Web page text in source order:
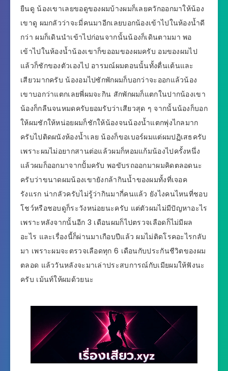
ยืนดู น้องเขาเลยขอดูของผมบ้างผมก็เลยควักออกมาให้น้อง
เขาดู ผมกลัวว่าจะมี่คนมาอีกเลยบอกน้องเข้าไปในห้องน้ำดี
กว่า ผมก็เดินนำเข้าไปก่อนจากนั้นน้องก็เดินตามมา พอ
เข้าไปในห้องน้ำน้องเขาก็ขออมของผมครับ อมของผมไป
แล้วก็ชักของตัวเองไป อารมณ์ผมตอนนั้นทั้งตื่นเต้นและ
เสียวมากครับ น้องอมไปซักพักผมก็บอกว่าจะออกแล้วน้อง
เขาบอกว่าแตกเลยพี่ผมจะกิน สักพักผมก็แตกในปากน้องเขา
น้องก็กลืนจนหมดครับยอมรับว่าเสียวสุด ๆ จากนั้นน้องก็บอก
ให้ผมชักให้หน่อยผมก็ชักให้น้องจนน้องน้ำแตกพุ่งไกลมาก
ครับไปติดผนังห้องน้ำเลย น้องก็ขอเบอร์ผมแต่ผมปฏิเสธครับ
เพราะผมไม่อยากสานต่อแล้วผมก็หอมแก้มน้องไปครั้งหนึ่ง
แล้วผมก็ออกมาจากปั้มครับ พอขับรถออกมาผมคิดตลอดนะ
ครับว่าขนาดผมน้องเขายังกล้ากินน้ำของผมทั้งที่เจอค
รังแรก น่ากลัวครับไม่รู้ว่ากินมากี่คนแล้ว ยังไงคนไหนที่ชอบ
โชว์หรือชอบดูก็ระวังหน่อยนะครับ แต่ตัวผมไม่มีปัญหาอะไร
เพราะหลังจากนั้นอีก 3 เดือนผมก็ไปตรวจเลือดก็ไม่มีผล
อะไร และเรื่องนี้ก็ผ่านมาเกือบปีแล้ว ผมไม่ติดโรคอะไรกลับ
มา เพราะผมจะตรวจเลือดทุก 6 เดือนกับประกันชีวิตของผม
ตลอด แล้ววันหลังจะมาเล่าประสบการณ์กับเมียผมให้ฟังนะ
ครับ เม้นท์ให้ผมด้วยนะ